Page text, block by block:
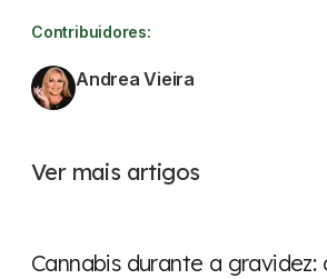
Contribuidores:
Andrea Vieira
Ver mais artigos
Saúde feminina
Cannabis durante a gravidez: